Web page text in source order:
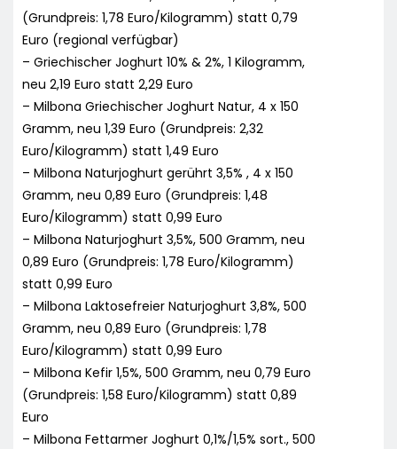
(Grundpreis: 1,78 Euro/Kilogramm) statt 0,79
Euro (regional verfügbar)
– Griechischer Joghurt 10% & 2%, 1 Kilogramm,
neu 2,19 Euro statt 2,29 Euro
– Milbona Griechischer Joghurt Natur, 4 x 150
Gramm, neu 1,39 Euro (Grundpreis: 2,32
Euro/Kilogramm) statt 1,49 Euro
– Milbona Naturjoghurt gerührt 3,5% , 4 x 150
Gramm, neu 0,89 Euro (Grundpreis: 1,48
Euro/Kilogramm) statt 0,99 Euro
– Milbona Naturjoghurt 3,5%, 500 Gramm, neu
0,89 Euro (Grundpreis: 1,78 Euro/Kilogramm)
statt 0,99 Euro
– Milbona Laktosefreier Naturjoghurt 3,8%, 500
Gramm, neu 0,89 Euro (Grundpreis: 1,78
Euro/Kilogramm) statt 0,99 Euro
– Milbona Kefir 1,5%, 500 Gramm, neu 0,79 Euro
(Grundpreis: 1,58 Euro/Kilogramm) statt 0,89
Euro
– Milbona Fettarmer Joghurt 0,1%/1,5% sort., 500